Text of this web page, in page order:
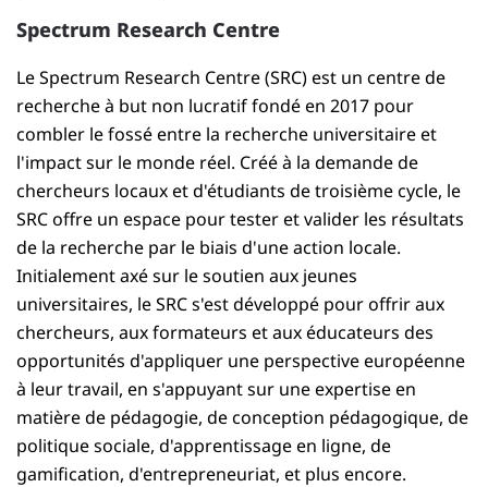
Spectrum Research Centre
Le Spectrum Research Centre (SRC) est un centre de
recherche à but non lucratif fondé en 2017 pour
combler le fossé entre la recherche universitaire et
l'impact sur le monde réel. Créé à la demande de
chercheurs locaux et d'étudiants de troisième cycle, le
SRC offre un espace pour tester et valider les résultats
de la recherche par le biais d'une action locale.
Initialement axé sur le soutien aux jeunes
universitaires, le SRC s'est développé pour offrir aux
chercheurs, aux formateurs et aux éducateurs des
opportunités d'appliquer une perspective européenne
à leur travail, en s'appuyant sur une expertise en
matière de pédagogie, de conception pédagogique, de
politique sociale, d'apprentissage en ligne, de
gamification, d'entrepreneuriat, et plus encore.